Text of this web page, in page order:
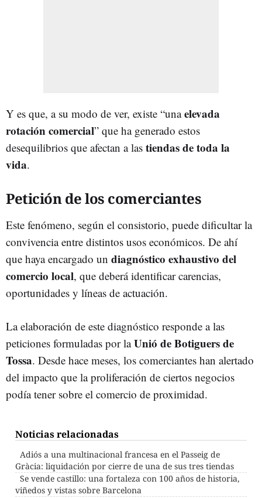
Y es que, a su modo de ver, existe “unaelevada
rotación comercial” que ha generado estos
desequilibrios que afectan a las tiendas de toda la
vida.
Petición de los comerciantes
Este fenómeno, según el consistorio, puede dificultar la
convivencia entre distintos usos económicos. De ahí
que haya encargado un diagnóstico exhaustivo del
comercio local, que deberá identificar carencias,
oportunidades y líneas de actuación.
La elaboración de este diagnóstico responde a las
peticiones formuladas por laUnió de Botiguers de
Tossa. Desde hace meses, los comerciantes han alertado
del impacto que la proliferación de ciertos negocios
podía tener sobre el comercio de proximidad.
Noticias relacionadas
Adiós a una multinacional francesa en el Passeig de
Gràcia: liquidación por cierre de una de sus tres tiendas
Se vende castillo: una fortaleza con 100 años de historia,
viñedos y vistas sobre Barcelona